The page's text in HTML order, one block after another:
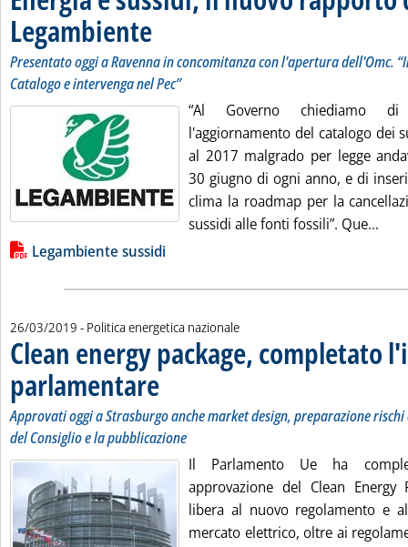
Legambiente . Sottotitolo: Presentato oggi a Ravenna in
. Pubblicata mercoledì 27 marzo 2019 alle 11.33.
Presentato oggi a Ravenna in concomitanza con l'apertura dell'Omc.
Catalogo e intervenga nel Pec”
“Al Governo chiediamo di
l'aggiornamento del catalogo dei
al 2017 malgrado per legge
30 giugno di ogni anno, e di
clima la roadmap per la
sussidi alle fonti fossili”. Que...
Lista allegati PDF alla notizia
Legambiente sussidi
26/03/2019 - Politica energetica nazionale
Clean energy package, completato
parlamentare. Sottotitolo: Approvati oggi a Strasburgo anche market
. Pubblicata martedì 26 marzo 2019 alle 13.15.
Approvati oggi a Strasburgo anche market design, preparazione rischi
del Consiglio e la pubblicazione
Il Parlamento Ue ha
approvazione del Clean
libera al nuovo regolamento e
mercato elettrico, oltre ai